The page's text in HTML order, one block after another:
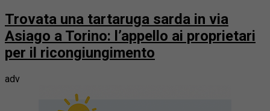
Trovata una tartaruga sarda in via
Asiago a Torino: l’appello ai proprietari
per il ricongiungimento
adv